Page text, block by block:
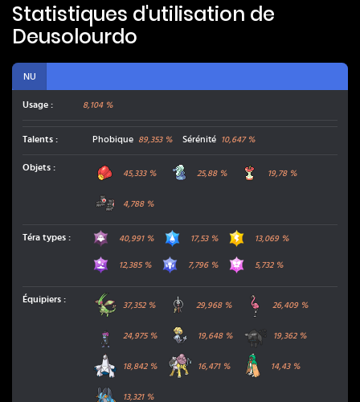
Statistiques d'utilisation de
Deusolourdo
NU
Usage : 8,104 %
Talents : Phobique 89,353% Sérénité 10,647%
Objets :
45,333% 25,88% 19,78%
4,788%
Téra types : Spectre
40,991% Eau17,53% Électrik
13,069%
Poison
12,385% Dragon
7,796% Fée5,732%
Équipiers :
37,352% 29,968% 26,409%
24,975% 19,648% 19,362%
18,842% 16,471% 14,43%
13,321%